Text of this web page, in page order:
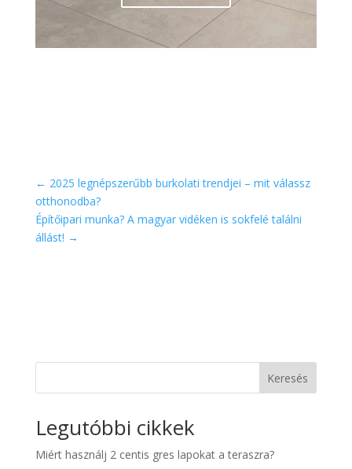
← 2025 legnépszerűbb burkolati trendjei – mit válassz
otthonodba?
Építőipari munka? A magyar vidéken is sokfelé találni
állást! →
Keresés
Legutóbbi cikkek
Miért használj 2 centis gres lapokat a teraszra?